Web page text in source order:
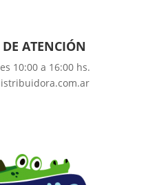
ATENCIÓN
10:00 a 16:00 hs.